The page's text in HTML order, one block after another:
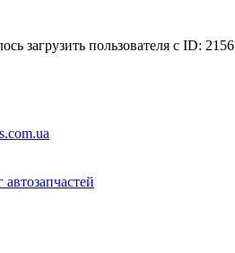
загрузить пользователя с ID: 2156
автозапчастей